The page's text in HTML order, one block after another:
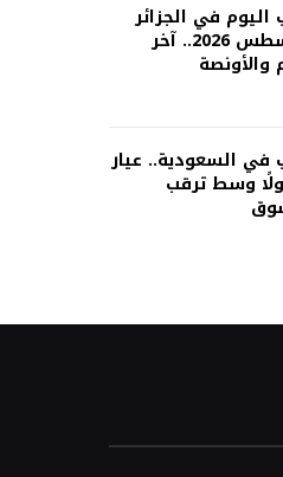
في الجزائر
السبت 8 أغسطس 2026.. آخر
والأونصة
في السعودية.. عيار
وسط ترقب